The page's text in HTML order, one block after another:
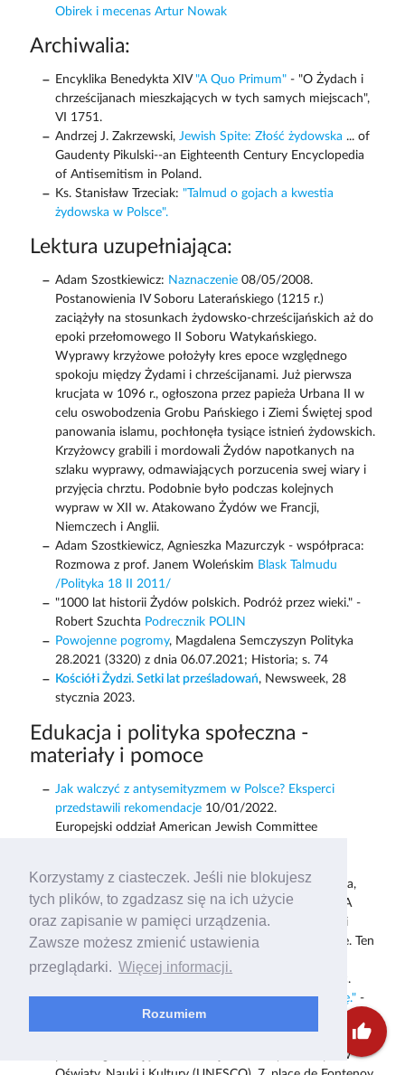
Korzystamy z ciasteczek. Jeśli nie blokujesz
tych plików, to zgadzasz się na ich użycie
oraz zapisanie w pamięci urządzenia.
Zawsze możesz zmienić ustawienia
przeglądarki. Więcej informacji.
Rozumiem
Obirek i mecenas Artur Nowak
Archiwalia:
Encyklika Benedykta XIV "A Quo Primum"- "O Żydach i
chrześcijanach mieszkających w tych samych miejscach",
VI 1751.
Andrzej J. Zakrzewski, Jewish Spite: Złość żydowska ... of
Gaudenty Pikulski--an Eighteenth Century Encyclopedia
of Antisemitism in Poland.
Ks. Stanisław Trzeciak: "Talmud o gojach a kwestia
żydowska w Polsce".
Lektura uzupełniająca:
Adam Szostkiewicz: Naznaczenie08/05/2008.
Postanowienia IV Soboru Laterańskiego (1215 r.)
zaciążyły na stosunkach żydowsko-chrześcijańskich aż do
epoki przełomowego II Soboru Watykańskiego.
Wyprawy krzyżowe położyły kres epoce względnego
spokoju między Żydami i chrześcijanami. Już pierwsza
krucjata w 1096 r., ogłoszona przez papieża Urbana II w
celu oswobodzenia Grobu Pańskiego i Ziemi Świętej spod
panowania islamu, pochłonęła tysiące istnień żydowskich.
Krzyżowcy grabili i mordowali Żydów napotkanych na
szlaku wyprawy, odmawiających porzucenia swej wiary i
przyjęcia chrztu. Podobnie było podczas kolejnych
wypraw w XII w. Atakowano Żydów we Francji,
Niemczech i Anglii.
Adam Szostkiewicz, Agnieszka Mazurczyk - współpraca:
Rozmowa z prof. Janem Woleńskim Blask Talmudu
/Polityka 18 II 2011/
"1000 lat historii Żydów polskich. Podróż przez wieki." -
Robert Szuchta Podrecznik POLIN
Powojenne pogromy, Magdalena Semczyszyn Polityka
28.2021 (3320) z dnia 06.07.2021; Historia; s. 74
Kościół i Żydzi. Setki lat prześladowań, Newsweek, 28
stycznia 2023.
Edukacja i polityka społeczna -
materiały i pomoce
Jak walczyć z antysemityzmem w Polsce? Eksperci
przedstawili rekomendacje10/01/2022.
Europejski oddział American Jewish Committee
rozpoznany. Walka z nim, a nawet tylko jego diagnoza,
powinna opierać się na bardzo dokładnych danych. A
takich w Polsce nie ma - uważają eksperci zaproszeni
przez europejski oddział American Jewish Committee. Ten
brak badań sprawia, że nie tylko trudno opracować
statystki, ale też niełatwo z antysemityzmem walczyć.
"Przeciwdziałanie antysemityzmowi poprzez edukację."-
Wytyczne dla osób odpowiedzialnych za wyznaczanie
kierunków polityki. Dokument opublikowany w 2019 r.
przez Organizację Narodów Zjednoczonych do spraw
thumb_up